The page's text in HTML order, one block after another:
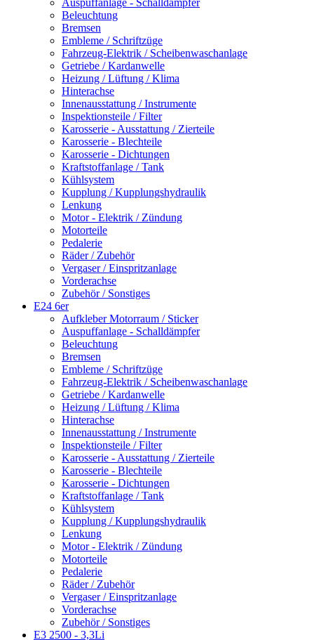
Auspuffanlage - Schalldämpfer
Beleuchtung
Bremsen
Embleme / Schriftzüge
Fahrzeug-Elektrik / Scheibenwaschanlage
Getriebe / Kardanwelle
Heizung / Lüftung / Klima
Hinterachse
Innenausstattung / Instrumente
Inspektionsteile / Filter
Karosserie - Ausstattung / Zierteile
Karosserie - Blechteile
Karosserie - Dichtungen
Kraftstoffanlage / Tank
Kühlsystem
Kupplung / Kupplungshydraulik
Lenkung
Motor - Elektrik / Zündung
Motorteile
Pedalerie
Räder / Zubehör
Vergaser / Einspritzanlage
Vorderachse
Zubehör / Sonstiges
E24 6er
Aufkleber Motorraum / Sticker
Auspuffanlage - Schalldämpfer
Beleuchtung
Bremsen
Embleme / Schriftzüge
Fahrzeug-Elektrik / Scheibenwaschanlage
Getriebe / Kardanwelle
Heizung / Lüftung / Klima
Hinterachse
Innenausstattung / Instrumente
Inspektionsteile / Filter
Karosserie - Ausstattung / Zierteile
Karosserie - Blechteile
Karosserie - Dichtungen
Kraftstoffanlage / Tank
Kühlsystem
Kupplung / Kupplungshydraulik
Lenkung
Motor - Elektrik / Zündung
Motorteile
Pedalerie
Räder / Zubehör
Vergaser / Einspritzanlage
Vorderachse
Zubehör / Sonstiges
E3 2500 - 3,3Li